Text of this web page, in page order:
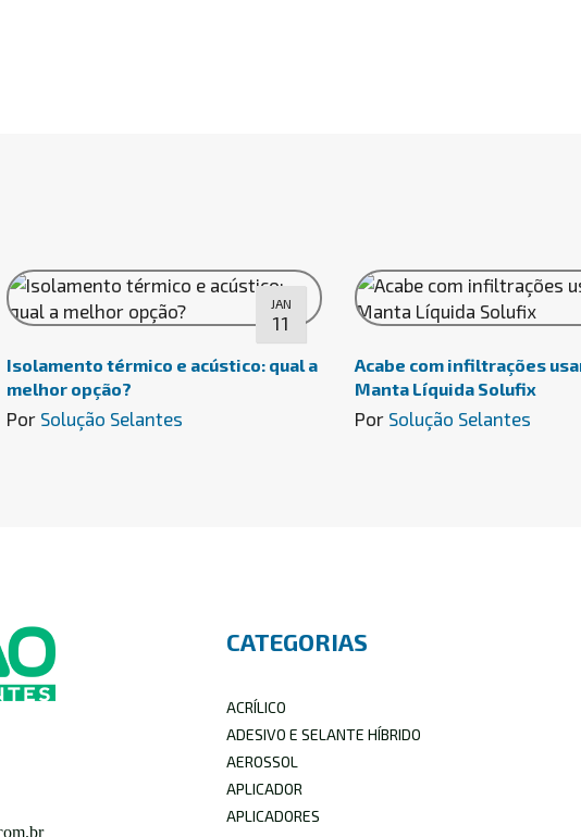
JAN
11
Isolamento térmico e acústico: qual a
melhor opção?
Por Solução Selantes
Acabe com infiltrações
Manta Líquida Solufix
Por Solução Selantes
CATEGORIAS
ACRÍLICO
ADESIVO E SELANTE HÍBRIDO
AEROSSOL
APLICADOR
APLICADORES